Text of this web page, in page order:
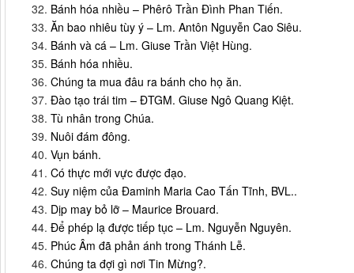
Bánh hóa nhiều – Phêrô Trần Đình Phan Tiến.
Ăn bao nhiêu tùy ý – Lm. Antôn Nguyễn Cao Siêu.
Bánh và cá – Lm. Giuse Trần Việt Hùng.
Bánh hóa nhiều.
Chúng ta mua đâu ra bánh cho họ ăn.
Đào tạo trái tim – ĐTGM. Giuse Ngô Quang Kiệt.
Tù nhân trong Chúa.
Nuôi đám đông.
Vụn bánh.
Có thực mới vực được đạo.
Suy niệm của Đaminh Maria Cao Tấn Tĩnh, BVL..
Dịp may bỏ lỡ – Maurice Brouard.
Để phép lạ được tiếp tục – Lm. Nguyễn Nguyên.
Phúc Âm đã phản ánh trong Thánh Lễ.
Chúng ta đợi gì nơi Tin Mừng?.